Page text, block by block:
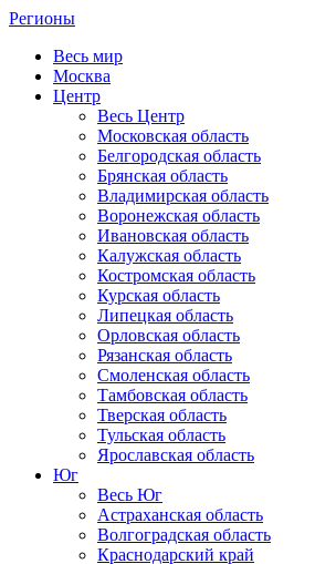
Регионы
Весь мир
Москва
Центр
Весь Центр
Московская область
Белгородская область
Брянская область
Владимирская область
Воронежская область
Ивановская область
Калужская область
Костромская область
Курская область
Липецкая область
Орловская область
Рязанская область
Смоленская область
Тамбовская область
Тверская область
Тульская область
Ярославская область
Юг
Весь Юг
Астраханская область
Волгоградская область
Краснодарский край